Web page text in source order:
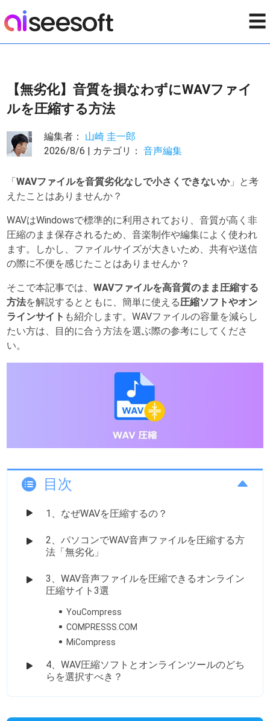
☰
【無劣化】音質を損なわずにWAVファイ
ルを圧縮する方法
編集者： 山崎 圭一郎
2026/8/6 | カテゴリ：音声編集
「WAVファイルを音質劣化なしで小さくできないか」と考
えたことはありませんか？
WAVはWindowsで標準的に利用されており、音質が高く非
圧縮のまま保存されるため、音楽制作や編集によく使われ
ます。しかし、ファイルサイズが大きいため、共有や送信
の際に不便を感じたことはありませんか？
そこで本記事では、WAVファイルを高音質のまま圧縮する
方法を解説するとともに、簡単に使える圧縮ソフトやオン
ラインサイト も紹介します。WAVファイルの容量を減らし
たい方は、目的に合う方法を選ぶ際の参考にしてくださ
い。
目次
1、なぜWAVを圧縮するの？
2、パソコンでWAV音声ファイルを圧縮する方
法「無劣化」
3、WAV音声ファイルを圧縮できるオンライン
圧縮サイト3選
YouCompress
COMPRESSS.COM
MiCompress
4、WAV圧縮ソフトとオンラインツールのどち
らを選択すべき？